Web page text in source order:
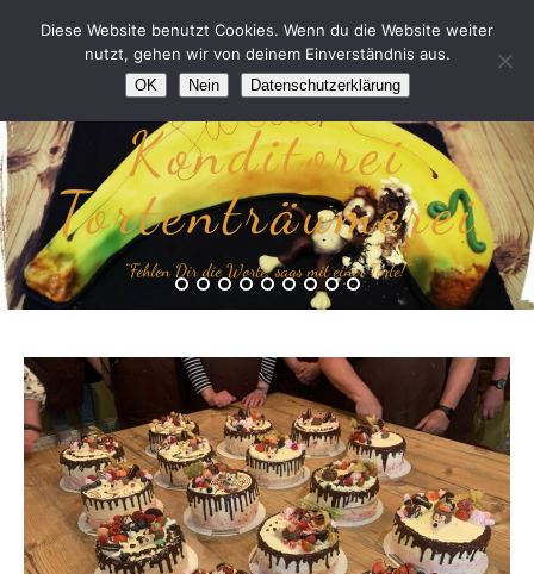
Konditorei
Tortenträumerei
“Fehlen Dir die Worte, sags mit einer Torte!”
Diese Website benutzt Cookies. Wenn du die Website weiter
nutzt, gehen wir von deinem Einverständnis aus.
OK Nein Datenschutzerklärung